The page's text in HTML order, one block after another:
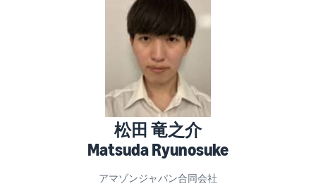
松田 竜之介
Matsuda Ryunosuke
アマゾンジャパン合同会社